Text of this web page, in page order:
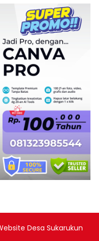
Desa Sukarukun